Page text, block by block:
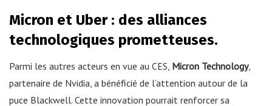
Micron et Uber : des alliances
technologiques prometteuses.
Parmi les autres acteurs en vue au CES, Micron Technology,
partenaire de Nvidia, a bénéficié de l’attention autour de la
puce Blackwell. Cette innovation pourrait renforcer sa